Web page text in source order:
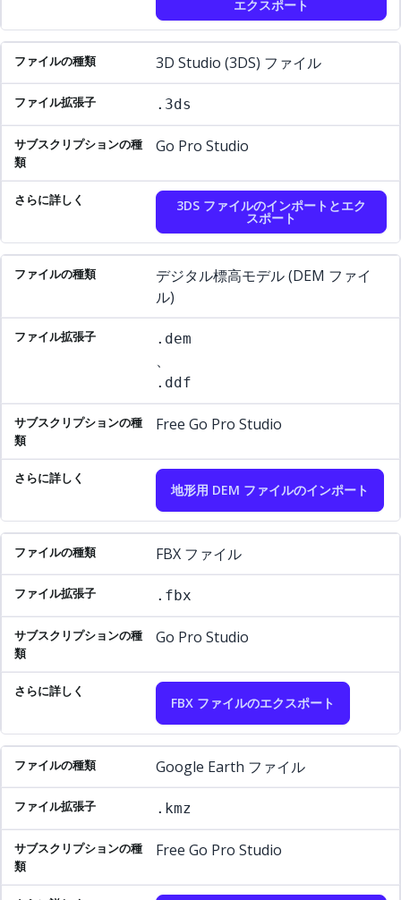
エクスポート
3D Studio (3DS) ファイル
.3ds
Go Pro Studio
3DS ファイルのインポートとエク
スポート
デジタル標高モデル (DEM ファイ
ル)
.dem
、
.ddf
Free Go Pro Studio
地形用 DEM ファイルのインポート
FBX ファイル
.fbx
Go Pro Studio
FBX ファイルのエクスポート
Google Earth ファイル
.kmz
Free Go Pro Studio